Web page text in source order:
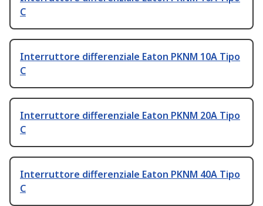
C
Interruttore differenziale Eaton PKNM 10A Tipo
C
Interruttore differenziale Eaton PKNM 20A Tipo
C
Interruttore differenziale Eaton PKNM 40A Tipo
C